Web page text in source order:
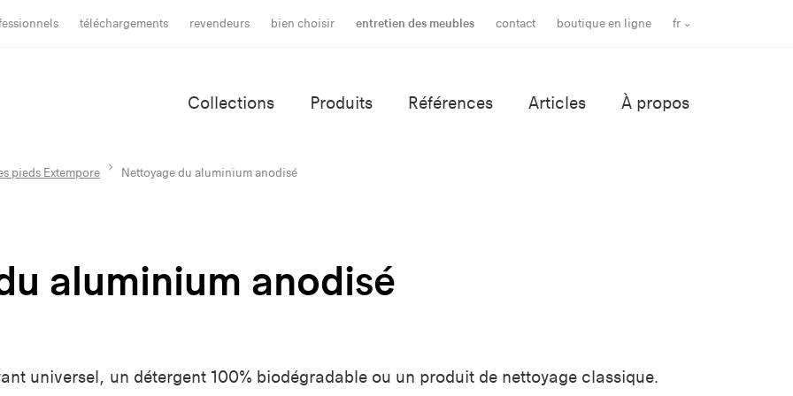
téléchargements revendeurs bien choisir entretien des meubles contact boutique en ligne fr
Collections Produits Références Articles À propos
pieds Extempore Nettoyage du aluminium anodisé
aluminium anodisé
universel, un détergent 100% biodégradable ou un produit de nettoyage classique.